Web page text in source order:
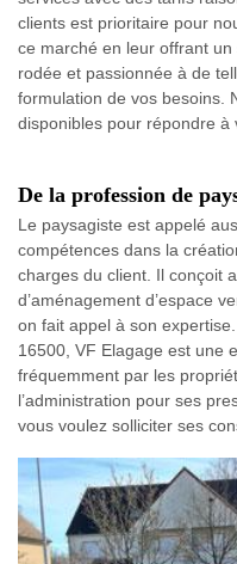
clients est prioritaire pour
ce marché en leur offrant
rodée et passionnée à de
formulation de vos besoins.
disponibles pour répondre à
De la profession de
Le paysagiste est appelé
compétences dans la
charges du client. Il conçoit
d’aménagement d’espace
on fait appel à son
16500, VF Elagage est une
fréquemment par les
l’administration pour ses
vous voulez solliciter ses